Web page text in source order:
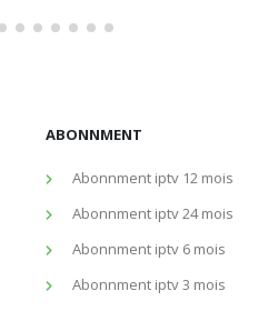
ABONNMENT
Abonnment iptv 12 mois
Abonnment iptv 24 mois
Abonnment iptv 6 mois
Abonnment iptv 3 mois